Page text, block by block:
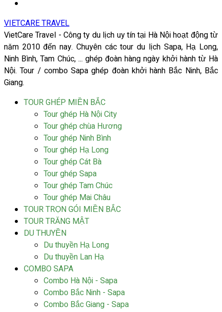
VIETCARE TRAVEL
VietCare Travel - Công ty du lịch uy tín tại Hà Nội hoạt động từ
năm 2010 đến nay. Chuyên các tour du lịch Sapa, Hạ Long,
Ninh Bình, Tam Chúc, ... ghép đoàn hàng ngày khởi hành từ Hà
Nội. Tour / combo Sapa ghép đoàn khởi hành Bắc Ninh, Bắc
Giang.
TOUR GHÉP MIỀN BẮC
Tour ghép Hà Nội City
Tour ghép chùa Hương
Tour ghép Ninh Bình
Tour ghép Hạ Long
Tour ghép Cát Bà
Tour ghép Sapa
Tour ghép Tam Chúc
Tour ghép Mai Châu
TOUR TRỌN GÓI MIỀN BẮC
TOUR TRĂNG MẬT
DU THUYỀN
Du thuyền Hạ Long
Du thuyền Lan Hạ
COMBO SAPA
Combo Hà Nội - Sapa
Combo Bắc Ninh - Sapa
Combo Bắc Giang - Sapa